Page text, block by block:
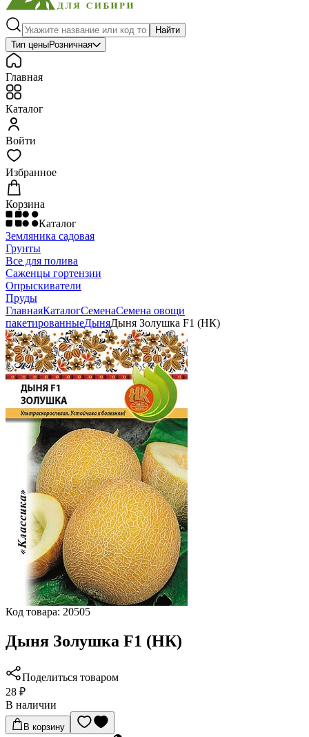
Найти
Тип ценыРозничная
Главная
Каталог
Войти
Избранное
Корзина
Каталог
Земляника садовая
Грунты
Все для полива
Саженцы гортензии
Опрыскиватели
Пруды
ГлавнаяКаталогСеменаСемена овощи
пакетированныеДыняДыня Золушка F1 (НК)
Код товара: 20505
Дыня Золушка F1 (НК)
Поделиться товаром
28 ₽
В наличии
В корзину